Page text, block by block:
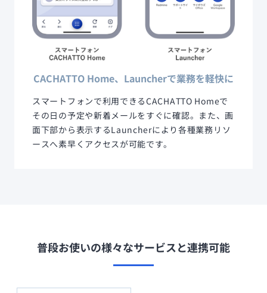
CACHATTO Home、Launcherで業務を軽快に
スマートフォンで利用できるCACHATTO Homeで
その日の予定や新着メールをすぐに確認。また、画
面下部から表示するLauncherにより各種業務リソ
ースへ素早くアクセスが可能です。
普段お使いの様々なサービスと連携可能